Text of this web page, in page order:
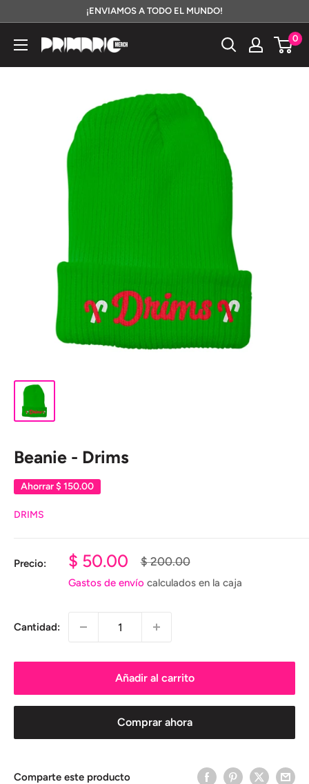
contenido
¡ENVIAMOS A TODO EL MUNDO!
Primario
Merch
0
Beanie - Drims
Ahorrar$ 150.00
DRIMS
Precio:
Precio
de
$ 50.00
Precio
$ 200.00
Gastos de envío calculados en la caja
Cantidad:
Añadir al carrito
Comprar ahora
Comparte este producto